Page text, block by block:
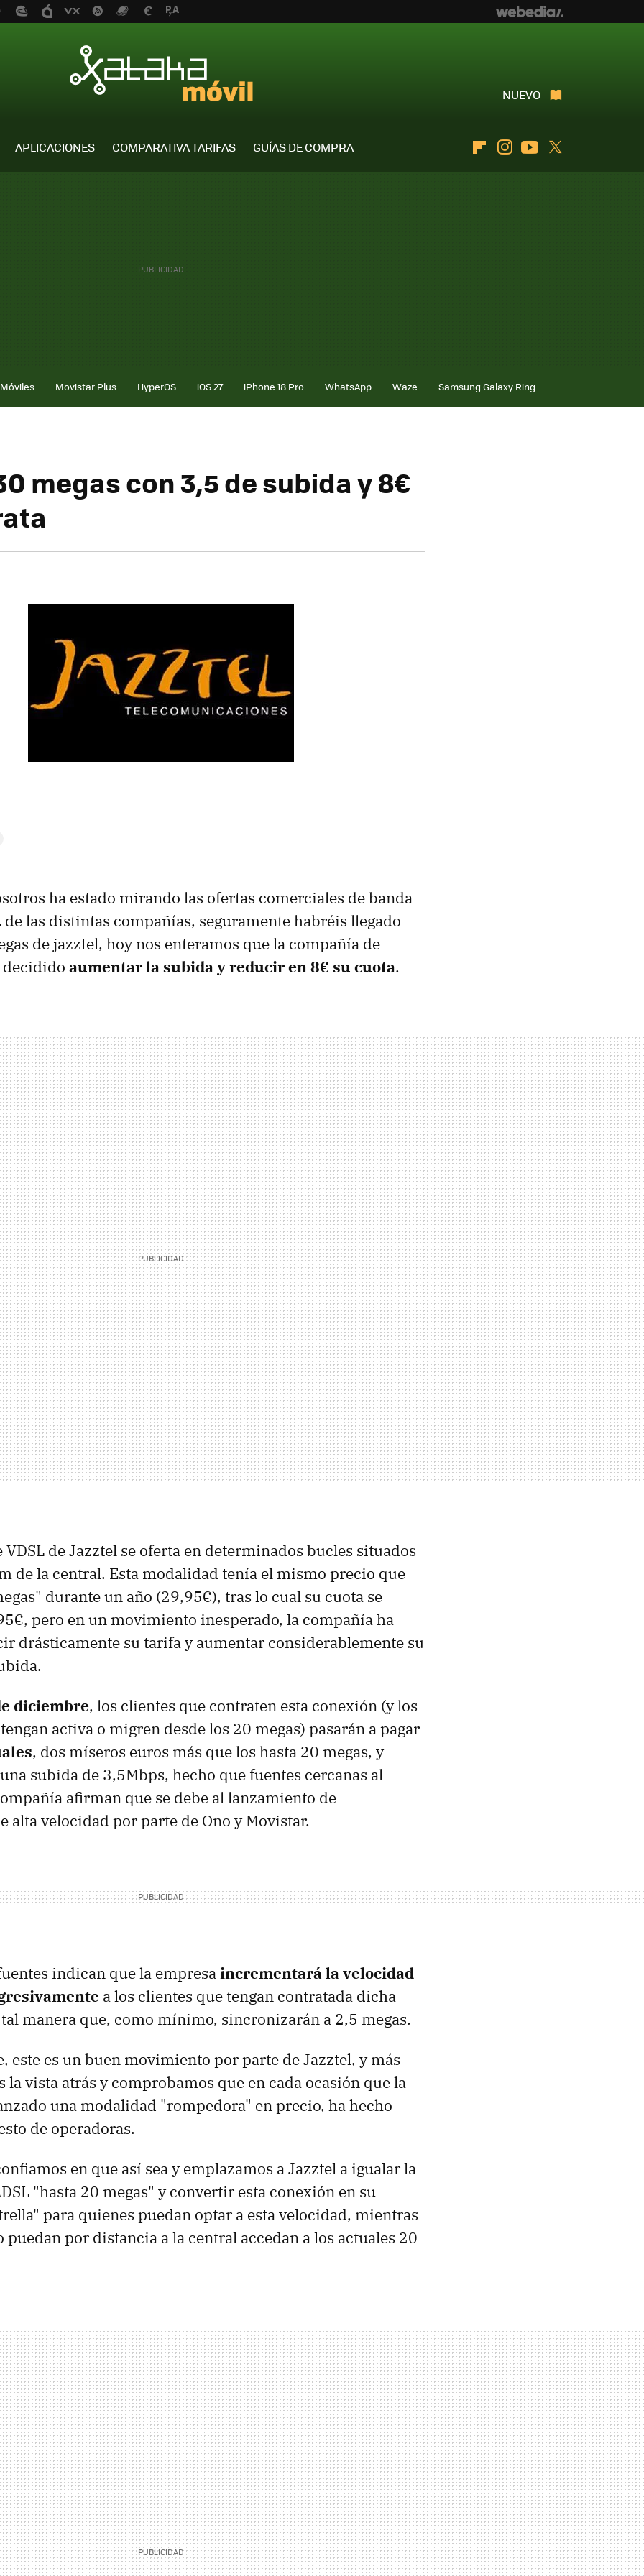
NUEVO
APLICACIONES COMPARATIVA TARIFAS
GUÍAS DE COMPRA
FlipboardInstagramYoutube
Móviles Movistar Plus HyperOS iOS 27 iPhone 18 Pro WhatsApp Waze Samsung Galaxy Ring
megas con 3,5 de subida y 8€
ha estado mirando las ofertas comerciales de banda
de las distintas compañías, seguramente habréis llegado
de jazztel, hoy nos enteramos que la compañía de
decidido aumentar la subida y reducir en 8€ su cuota.
VDSL de Jazztel se oferta en determinados bucles situados
de la central. Esta modalidad tenía el mismo precio que
durante un año (29,95€), tras lo cual su cuota se
pero en un movimiento inesperado, la compañía ha
drásticamente su tarifa y aumentar considerablemente su
diciembre, los clientes que contraten esta conexión (y los
activa o migren desde los 20 megas) pasarán a pagar
, dos míseros euros más que los hasta 20 megas, y
subida de 3,5Mbps, hecho que fuentes cercanas al
afirman que se debe al lanzamiento de
alta velocidad por parte de Ono y Movistar.
indican que la empresaincrementará la velocidad
a los clientes que tengan contratada dicha
manera que, como mínimo, sincronizarán a 2,5 megas.
este es un buen movimiento por parte de Jazztel, y más
la vista atrás y comprobamos que en cada ocasión que la
una modalidad "rompedora" en precio, ha hecho
de operadoras.
en que así sea y emplazamos a Jazztel a igualar la
"hasta 20 megas" y convertir esta conexión en su
para quienes puedan optar a esta velocidad, mientras
puedan por distancia a la central accedan a los actuales 20